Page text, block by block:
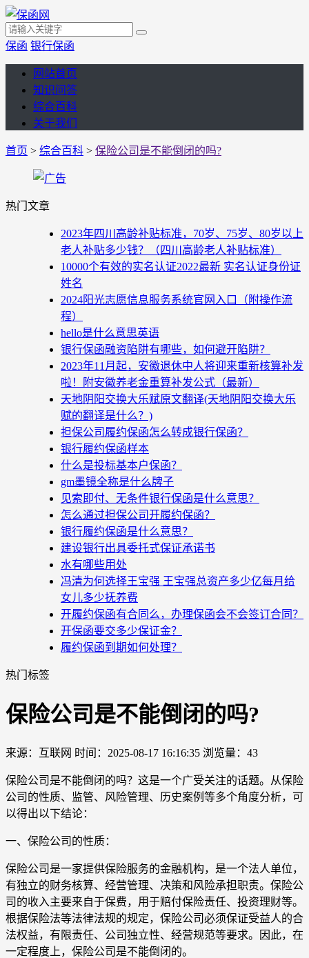
保函 银行保函
网站首页
知识问答
综合百科
关于我们
首页 > 综合百科 > 保险公司是不能倒闭的吗?
热门文章
2023年四川高龄补贴标准，70岁、75岁、80岁以上
老人补贴多少钱？（四川高龄老人补贴标准）
10000个有效的实名认证2022最新 实名认证身份证
姓名
2024阳光志愿信息服务系统官网入口（附操作流
程）
hello是什么意思英语
银行保函融资陷阱有哪些，如何避开陷阱？
2023年11月起，安徽退休中人将迎来重新核算补发
啦！附安徽养老金重算补发公式（最新）
天地阴阳交换大乐赋原文翻译(天地阴阳交换大乐
赋的翻译是什么？)
担保公司履约保函怎么转成银行保函？
银行履约保函样本
什么是投标基本户保函？
gm墨镜全称是什么牌子
见索即付、无条件银行保函是什么意思？
怎么通过担保公司开履约保函？
银行履约保函是什么意思？
建设银行出具委托式保证承诺书
水有哪些用处
冯清为何选择王宝强 王宝强总资产多少亿每月给
女儿多少抚养费
开履约保函有合同么，办理保函会不会签订合同？
开保函要交多少保证金？
履约保函到期如何处理？
热门标签
保险公司是不能倒闭的吗?
来源：互联网 时间：2025-08-17 16:16:35 浏览量：43
保险公司是不能倒闭的吗？这是一个广受关注的话题。从保险
公司的性质、监管、风险管理、历史案例等多个角度分析，可
以得出以下结论：
一、保险公司的性质：
保险公司是一家提供保险服务的金融机构，是一个法人单位，
有独立的财务核算、经营管理、决策和风险承担职责。保险公
司的收入主要来自于保费，用于赔付保险责任、投资理财等。
根据保险法等法律法规的规定，保险公司必须保证受益人的合
法权益，有限责任、公司独立性、经营规范等要求。因此，在
一定程度上，保险公司是不能倒闭的。